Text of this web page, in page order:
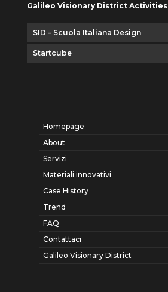
Galileo Visionary District Activities
SID – Scuola Italiana Design
Startcube
Homepage
About
Servizi
Materiali innovativi
Case History
Trend
FAQ
Contattaci
Galileo Visionary District